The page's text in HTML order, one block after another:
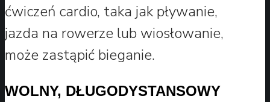
ćwiczeń cardio, taka jak pływanie,
jazda na rowerze lub wiosłowanie,
może zastąpić bieganie.
WOLNY, DŁUGODYSTANSOWY